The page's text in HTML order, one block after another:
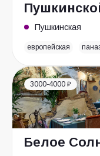
Пушкинская
европейская
3000-4000 ₽
Белое